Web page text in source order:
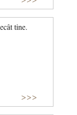
tine.
>>>